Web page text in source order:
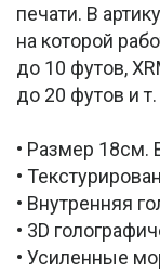
печати. В
на которой
до 10 футов,
до 20 футов и
• Размер 18см.
•
• Внутренняя
• 3D
• Усиленные